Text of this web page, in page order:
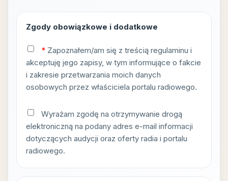
Zgody obowiązkowe i dodatkowe
* Zapoznałem/am się z treścią regulaminu i
akceptuję jego zapisy, w tym informujące o fakcie
i zakresie przetwarzania moich danych
osobowych przez właściciela portalu radiowego.
Wyrażam zgodę na otrzymywanie drogą
elektroniczną na podany adres e-mail informacji
dotyczących audycji oraz oferty radia i portalu
radiowego.